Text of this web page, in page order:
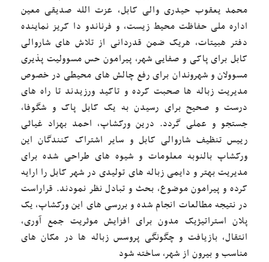
محمد یعقوب حیدری والی کابل، عزت الله صدیقی معین
اداره ملی حفاظت محیط زیست، و فرناندو دا کریز نماینده
دفتر هبیتات، هریک ضمن قدردانی از تلاش های شاروالی
کابل برای پاکی و صفایی شهر، پیرامون حس مسوولیت پذیری
مسوولان و شهروندان برای رفع چالش های محیطی در خصوص
مدیریت زباله ها صحبت کرده و تاکید ورزیدند تا راه های
درست و صحیح برای رسیدن به یک کابل پاک و شگوفا،
جستجو و عملی گردد. درین ورکشاپ، احمد بهزاد غیاثی
رییس تنظیف شاروالی کابل و سایر اشتراک کنندگان این
ورکشاپ بالنوبه معلومات و شیوه های طراحی شده برای
مدیریت بهتر و دایمی زباله های تولیدی در شهر کابل را ارایه
کرده و پیرامون موضوع، بحث و تبادل نظر نمودند. قراراست
در نتیجه مطالعات انجام شده و بررسی های این ورکشاپ، یک
پلان استراتیژیک مدون برای افزایش موثریت جمع آوری،
انتقال، بازیافت و چگونگی پروسس زباله ها در مکان های
مناسب و بیرون از شهر، ساخته شود